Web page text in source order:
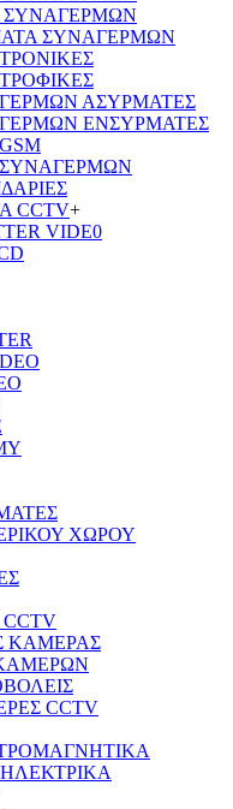
ΣΥΝΑΓΕΡΜΩΝ
ΣΥΝΑΓΕΡΜΩΝ
ΑΣΥΡΜΑΤΕΣ
ΕΝΣΥΡΜΑΤΕΣ
CCTV+
VIDE0
ΧΩΡΟΥ
ΚΑΜΕΡΑΣ
CCTV